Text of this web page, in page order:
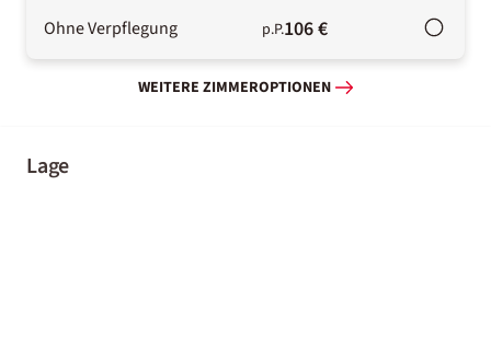
Ohne Verpflegung p.P.106 €
WEITERE ZIMMEROPTIONEN
Lage